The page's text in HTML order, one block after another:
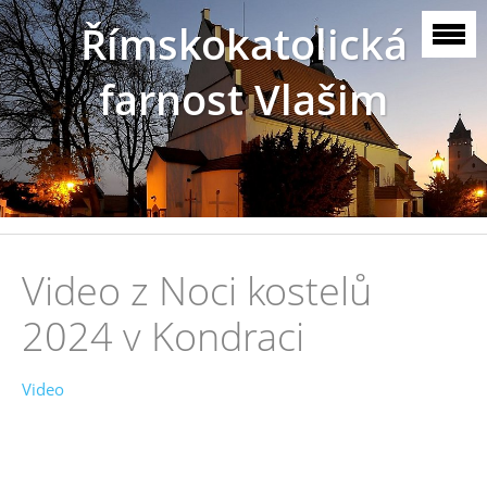
Římskokatolická
farnost Vlašim
Video z Noci kostelů
2024 v Kondraci
Video